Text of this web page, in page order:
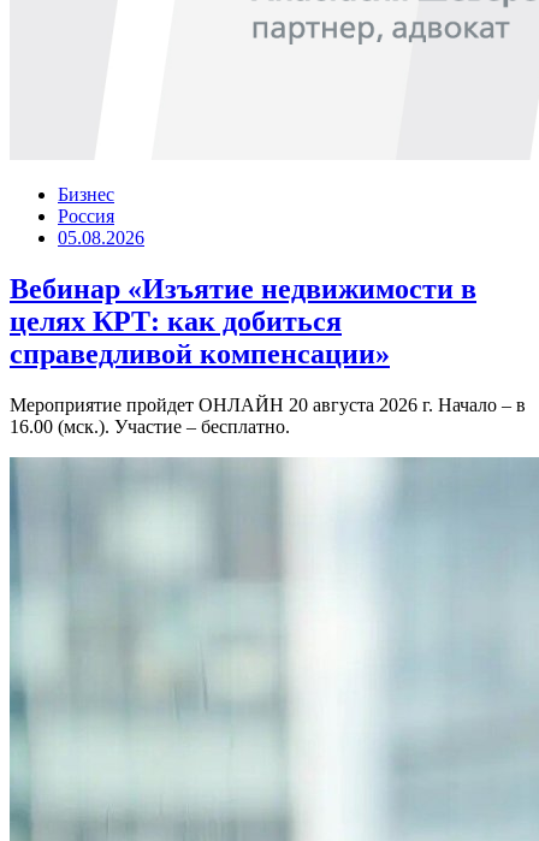
Бизнес
Россия
05.08.2026
Вебинар «Изъятие недвижимости в
целях КРТ: как добиться
справедливой компенсации»
Мероприятие пройдет ОНЛАЙН 20 августа 2026 г. Начало – в
16.00 (мск.). Участие – бесплатно.